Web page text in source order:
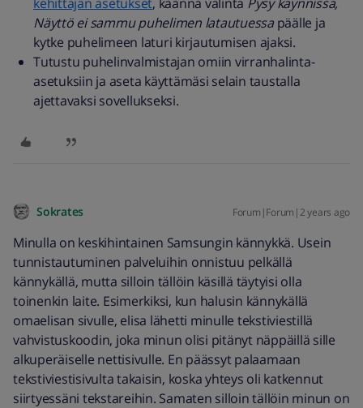
Näyttö ei sammu puhelimen latautuessapäälle ja
kytke puhelimeen laturi kirjautumisen ajaksi.
Tutustu puhelinvalmistajan omiin virranhalinta-
asetuksiin ja aseta käyttämäsi selain taustalla
ajettavaksi sovellukseksi.
Sokrates Forum|Forum|2 years ago
Minulla on keskihintainen Samsungin kännykkä. Usein
tunnistautuminen palveluihin onnistuu pelkällä
kännykällä, mutta silloin tällöin käsillä täytyisi olla
toinenkin laite. Esimerkiksi, kun halusin kännykällä
omaelisan sivulle, elisa lähetti minulle tekstiviestillä
vahvistuskoodin, joka minun olisi pitänyt näppäillä sille
alkuperäiselle nettisivulle. En päässyt palaamaan
tekstiviestisivulta takaisin, koska yhteys oli katkennut
siirtyessäni tekstareihin. Samaten silloin tällöin minun on